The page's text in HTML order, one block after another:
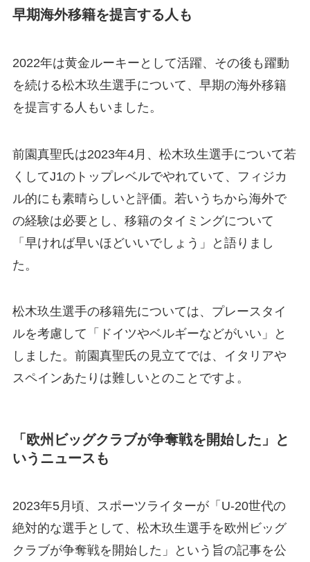
早期海外移籍を提言する人も
2022年は黄金ルーキーとして活躍、その後も躍動
を続ける松木玖生選手について、早期の海外移籍
を提言する人もいました。
前園真聖氏は2023年4月、松木玖生選手について若
くしてJ1のトップレベルでやれていて、フィジカ
ル的にも素晴らしいと評価。若いうちから海外で
の経験は必要とし、移籍のタイミングについて
「早ければ早いほどいいでしょう」と語りまし
た。
松木玖生選手の移籍先については、プレースタイ
ルを考慮して「ドイツやベルギーなどがいい」と
しました。前園真聖氏の見立てでは、イタリアや
スペインあたりは難しいとのことですよ。
「欧州ビッグクラブが争奪戦を開始した」と
いうニュースも
2023年5月頃、スポーツライターが「U-20世代の
絶対的な選手として、松木玖生選手を欧州ビッグ
クラブが争奪戦を開始した」という旨の記事を公